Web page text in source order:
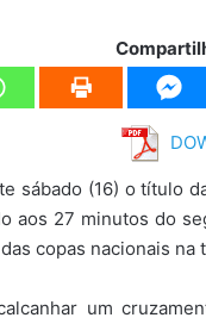
sábado (16) o título
aos 27 minutos do
copas nacionais na
um